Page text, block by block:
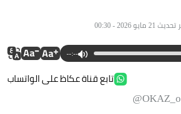
--:--
تابع قناة عكاظ على الواتساب